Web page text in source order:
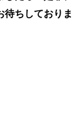
ちしておりま